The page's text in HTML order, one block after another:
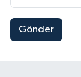
Gönder